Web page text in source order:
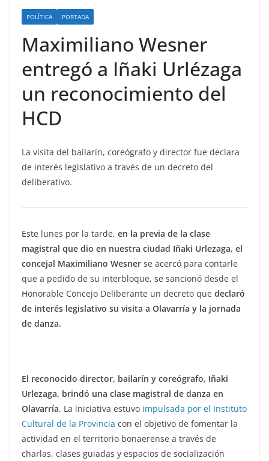
POLÍTICA PORTADA
Maximiliano Wesner
entregó a Iñaki Urlézaga
un reconocimiento del
HCD
La visita del bailarín, coreógrafo y director fue declara
de interés legislativo a través de un decreto del
deliberativo.
Este lunes por la tarde, en la previa de la clase
magistral que dio en nuestra ciudad Iñaki Urlezaga, el
concejal Maximiliano Wesner se acercó para contarle
que a pedido de su interbloque, se sancionó desde el
Honorable Concejo Deliberante un decreto que declaró
de interés legislativo su visita a Olavarría y la jornada
de danza.
El reconocido director, bailarín y coreógrafo, Iñaki
Urlezaga, brindó una clase magistral de danza en
Olavarría. La iniciativa estuvo impulsada por el Instituto
Cultural de la Provincia con el objetivo de fomentar la
actividad en el territorio bonaerense a través de
charlas, clases guiadas y espacios de socialización